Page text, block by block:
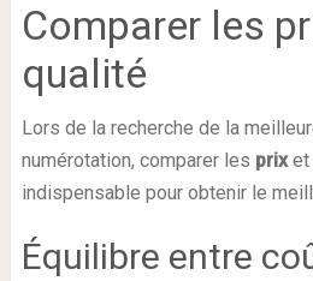
Comparer les
qualité
Lors de la recherche de la
numérotation, comparer les prixet
indispensable pour obtenir le
Équilibre entre